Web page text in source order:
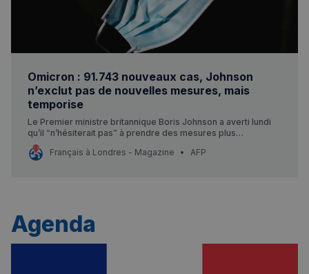
Omicron : 91.743 nouveaux cas, Johnson
n’exclut pas de nouvelles mesures, mais
temporise
Le Premier ministre britannique Boris Johnson a averti lundi
qu’il “n’hésiterait pas” à prendre des mesures plus
restrictives pour endiguer la propagation du variant Omicron,
sans pour autant procéder au tour de vis réclamé par
Français à Londres - Magazine AFP
Agenda